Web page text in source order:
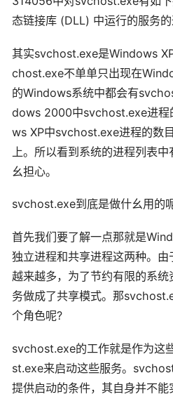
态链接库 (DLL) 中运行的服务的
其实svchost.exe是Windows
chost.exe不单单只出现在
的Windows系统中都会有
dows 2000中svchost.exe进程
ws XP中svchost.exe进程的数
上。所以看到系统的进程列表
幺担心。
svchost.exe到底是做什幺用的
首先我们要了解一点那就是
独立进程和共享进程这两种。
越来越多，为了节约有限的系
务做成了共享模式。那
个角色呢?
svchost.exe的工作就是作为这
st.exe来启动这些服务。
提供启动的条件，其自身并不